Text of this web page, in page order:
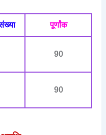
पूर्णांक
90
90